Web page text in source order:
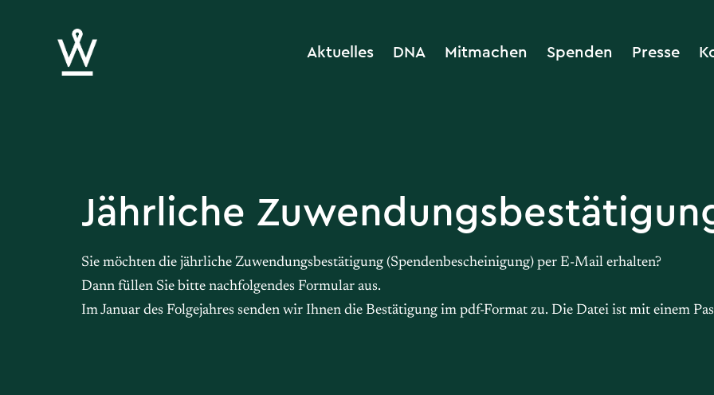
Aktuelles DNA Mitmachen Spenden Presse
Jährliche
Sie möchten die jährliche Zuwendungsbestätigung (Spendenbescheinigung) per E-Mail erhalten?
Dann füllen Sie bitte nachfolgendes Formular aus.
Im Januar des Folgejahres senden wir Ihnen die Bestätigung im pdf-Format zu. Die Datei ist mit einem